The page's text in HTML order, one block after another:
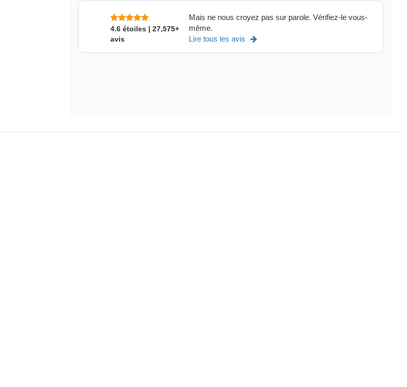
4.6 étoiles | 27,575+
avis
Mais ne nous croyez pas sur parole. Vérifiez-le vous-
même.
Lire tous les avis